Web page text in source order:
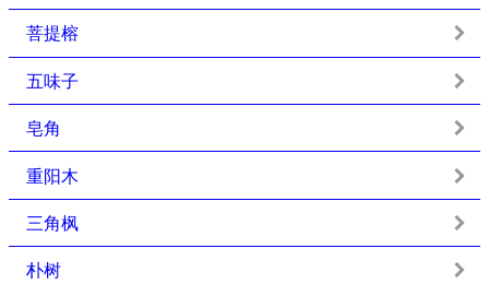
菩提榕
五味子
皂角
重阳木
三角枫
朴树